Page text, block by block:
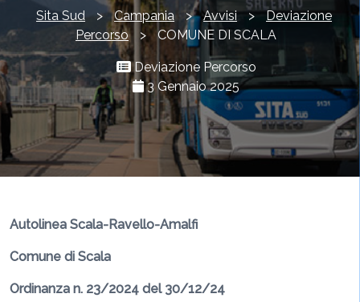
Sita Sud > Campania > Avvisi > Deviazione
Percorso
> COMUNE DI SCALA
Deviazione Percorso
3 Gennaio 2025
Autolinea Scala-Ravello-Amalfi
Comune di Scala
Ordinanza n. 23/2024 del 30/12/24